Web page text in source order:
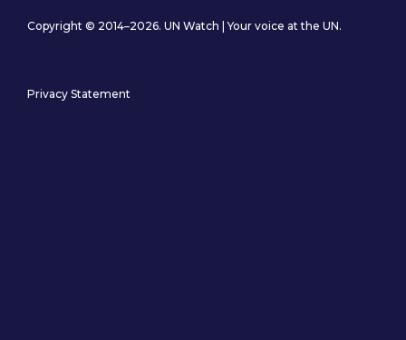
Copyright © 2014–2026. UN Watch | Your voice at the UN.
Privacy Statement